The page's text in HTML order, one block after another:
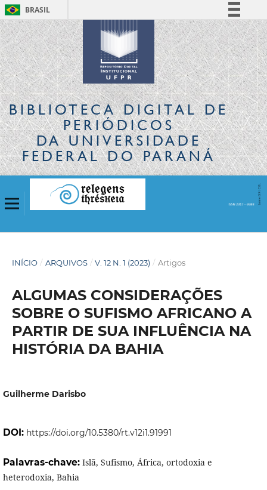
BRASIL
Simplifique!
Comunica BR
Participe
Acesso à informação
Legislação
Canais
BIBLIOTECA DIGITALDE
PERIÓDICOS
DA UNIVERSIDADE
FEDERAL DO PARANÁ
INÍCIO / ARQUIVOS / V. 12 N. 1 (2023) / Artigos
ALGUMAS CONSIDERAÇÕES
SOBRE O SUFISMO AFRICANO A
PARTIR DE SUA INFLUÊNCIA NA
HISTÓRIA DA BAHIA
Guilherme Darisbo
DOI: https://doi.org/10.5380/rt.v12i1.91991
Palavras-chave: Islã, Sufismo, África, ortodoxia e
heterodoxia, Bahia